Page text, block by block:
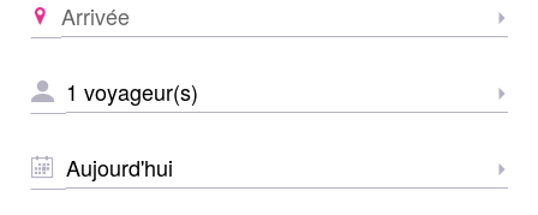
Arrivée
NOMBRE
DE
*DATE
*